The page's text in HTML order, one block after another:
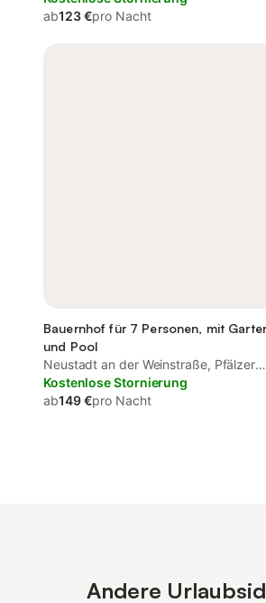
ab123 €pro Nacht
Bauernhof für 7 Personen, mit
und Pool
Neustadt an der Weinstraße, Pfälzer
Rheinebene
Kostenlose Stornierung
ab149 €pro Nacht
Andere